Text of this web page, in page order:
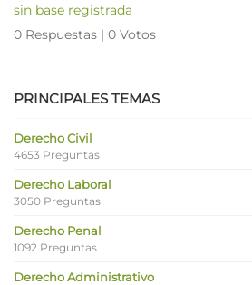
sin base registrada
0 Respuestas | 0 Votos
PRINCIPALES TEMAS
Derecho Civil
4653 Preguntas
Derecho Laboral
3050 Preguntas
Derecho Penal
1092 Preguntas
Derecho Administrativo